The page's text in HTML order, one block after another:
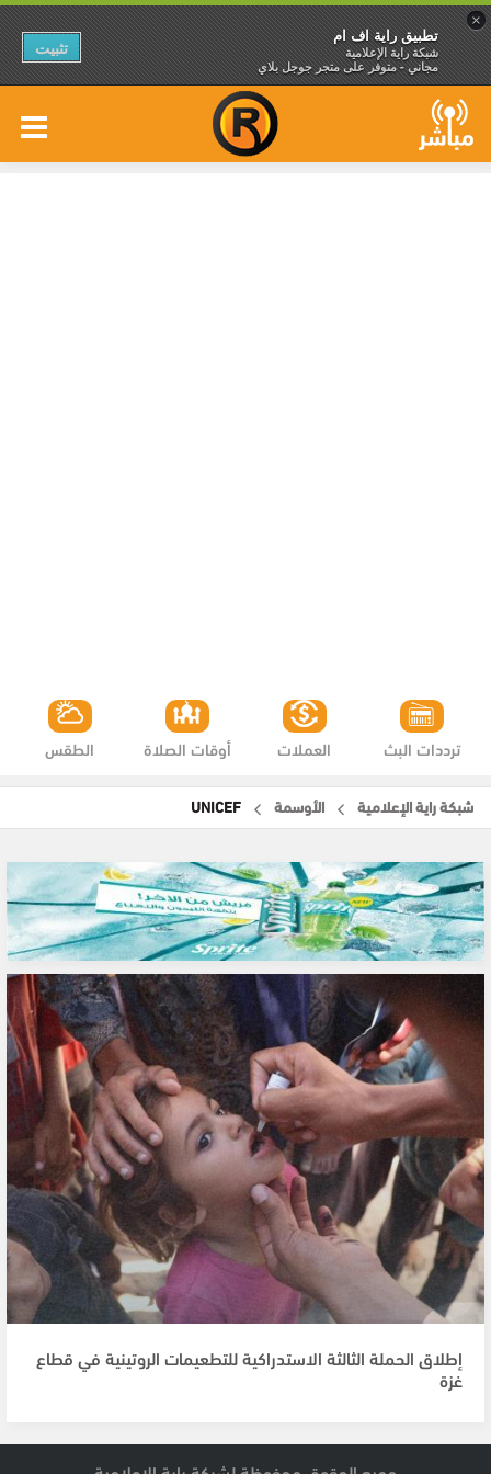
×
تطبيق راية اف ام
شبكة راية الإعلامية
مجاني - متوفر على متجر جوجل بلاي
تثبيت
الطقس أوقات الصلاة العملات ترددات البث
شبكة راية الإعلامية الأوسمة UNICEF
إطلاق الحملة الثالثة الاستدراكية للتطعيمات الروتينية في قطاع
غزة